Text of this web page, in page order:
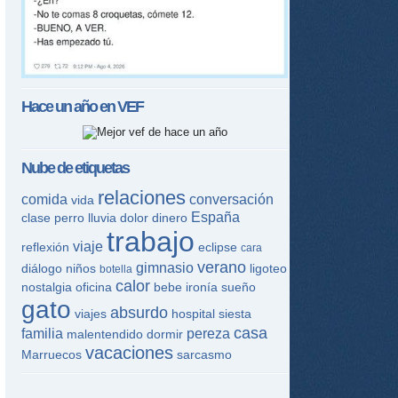
Hace un año enVEF
Nube de etiquetas
comida vida relaciones conversación
clase perro lluvia dolor dinero España
reflexión viaje trabajo eclipse cara
diálogo niños botella gimnasio verano ligoteo
nostalgia oficina calor bebe ironía sueño
gato viajes absurdo hospital siesta
familia malentendido dormir pereza casa
Marruecos vacaciones sarcasmo